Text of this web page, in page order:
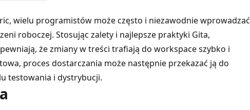
wielu programistów może często i niezawodnie wprowadzać
roboczej. Stosując zalety i najlepsze praktyki Gita,
że zmiany w treści trafiają do workspace szybko i
proces dostarczania może następnie przekazać ją do
testowania i dystrybucji.